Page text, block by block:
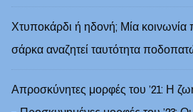
Χτυποκάρδι ή ηδονή; Μία κοινωνία
σάρκα αναζητεί ταυτότητα
Απροσκύνητες μορφές του ’21: Η